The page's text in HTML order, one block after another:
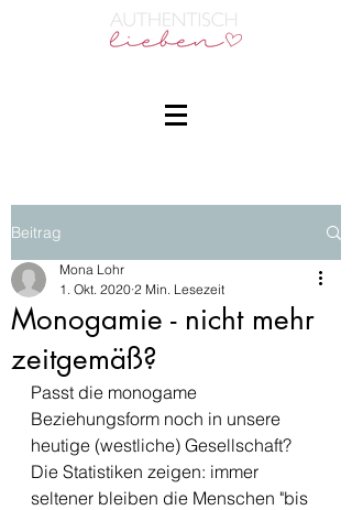
Beitrag
Monogamie - nicht mehr
zeitgemäß?
Mona Lohr
1. Okt. 2020 2 Min. Lesezeit
Passt die monogame
Beziehungsform noch in unsere
heutige (westliche) Gesellschaft?
Die Statistiken zeigen: immer
seltener bleiben die Menschen "bis